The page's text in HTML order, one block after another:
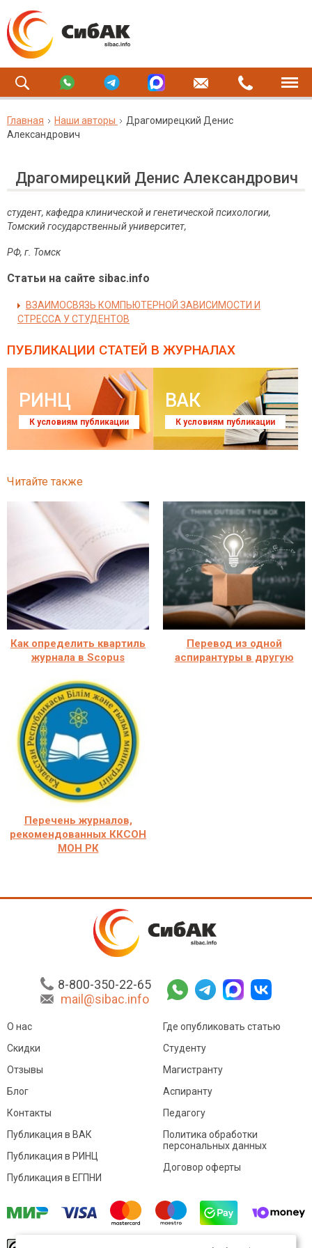
Главная Наши авторы
Драгомирецкий Денис
Александрович
Драгомирецкий Денис Александрович
студент, кафедра клинической и генетической психологии,
Томский государственный университет,
РФ, г. Томск
Статьи на сайте sibac.info
ВЗАИМОСВЯЗЬ КОМПЬЮТЕРНОЙ ЗАВИСИМОСТИ И
СТРЕССА У СТУДЕНТОВ
ПУБЛИКАЦИИ СТАТЕЙ В ЖУРНАЛАХ
РИНЦ
К условиям публикации
ВАК
К условиям публикации
Читайте также
Как определить квартиль
журнала в Scopus
Перевод из одной
аспирантуры в другую
Перечень журналов,
рекомендованных ККСОН
МОН РК
8-800-350-22-65
mail@sibac.info
О нас
Скидки
Отзывы
Блог
Контакты
Где опубликовать статью
Студенту
Магистранту
Аспиранту
Педагогу
Публикация в ВАК
Публикация в РИНЦ
Публикация в ЕГПНИ
Политика обработки
персональных данных
Договор оферты